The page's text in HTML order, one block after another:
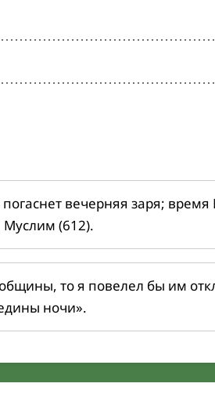
вечерняя заря;
Муслим (612).
то я повелел бы им
ночи».